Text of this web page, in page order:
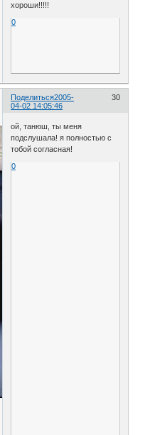
хороши!!!!!
0
Поделиться 30
2005-
04-02 14:05:46
ой, танюш, ты меня
подслушала! я полностью с
тобой согласная!
0